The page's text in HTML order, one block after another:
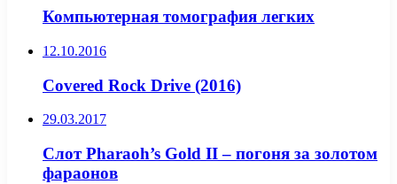
Компьютерная томография легких
12.10.2016
Covered Rock Drive (2016)
29.03.2017
Слот Pharaoh’s Gold II – погоня за золотом
фараонов